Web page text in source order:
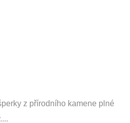
z přírodního kamene plné